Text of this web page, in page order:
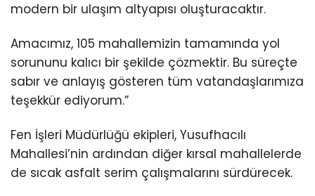
modern bir ulaşım altyapısı oluşturacaktır.
Amacımız, 105 mahallemizin tamamında yol
sorununu kalıcı bir şekilde çözmektir. Bu süreçte
sabır ve anlayış gösteren tüm vatandaşlarımıza
teşekkür ediyorum.”
Fen İşleri Müdürlüğü ekipleri, Yusufhacılı
Mahallesi’nin ardından diğer kırsal mahallelerde
de sıcak asfalt serim çalışmalarını sürdürecek.